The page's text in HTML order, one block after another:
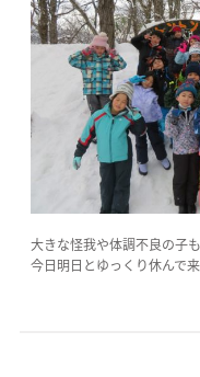
大きな怪我や体調不良の子
今日明日とゆっくり休んで